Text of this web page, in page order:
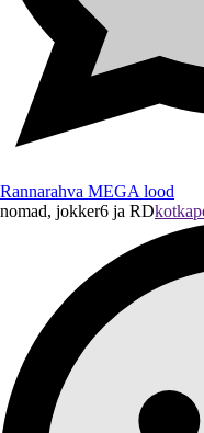
Rannarahva MEGA lood
nomad, jokker6 ja RD